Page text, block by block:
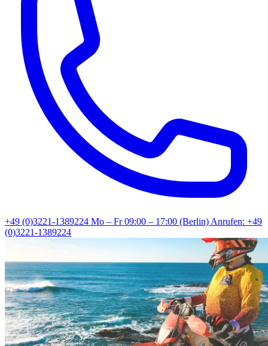
+49 (0)3221-1389224 Mo – Fr 09:00 – 17:00 (Berlin)Anrufen: +49
(0)3221-1389224